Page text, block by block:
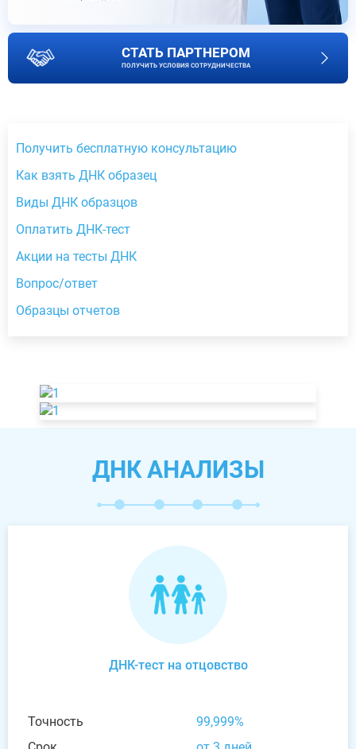
СТАТЬ ПАРТНЕРОМ
ПОЛУЧИТЬ УСЛОВИЯ СОТРУДНИЧЕСТВА
Получить бесплатную консультацию
Как взять ДНК образец
Виды ДНК образцов
Оплатить ДНК-тест
Акции на тесты ДНК
Вопрос/ответ
Образцы отчетов
ДНК АНАЛИЗЫ
ДНК-тест на отцовство
Точность
99,999%